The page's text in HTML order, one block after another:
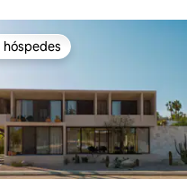
preferidos dos hóspedes
hóspedes